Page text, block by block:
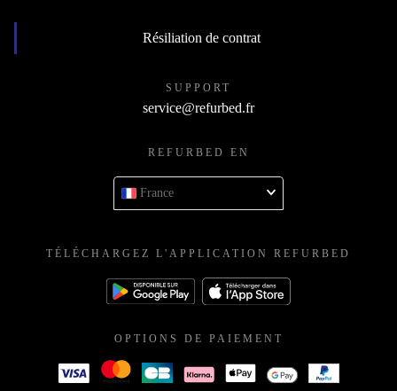
Résiliation de contrat
SUPPORT
service@refurbed.fr
REFURBED EN
France
TÉLÉCHARGEZ L'APPLICATION REFURBED
OPTIONS DE PAIEMENT